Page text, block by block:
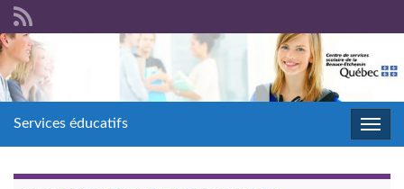
Services éducatifs